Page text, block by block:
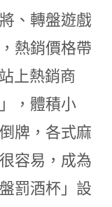
、轉盤遊戲
熱銷價格帶
上熱銷商
，體積小
牌，各式麻
容易，成為
罰酒杯」設